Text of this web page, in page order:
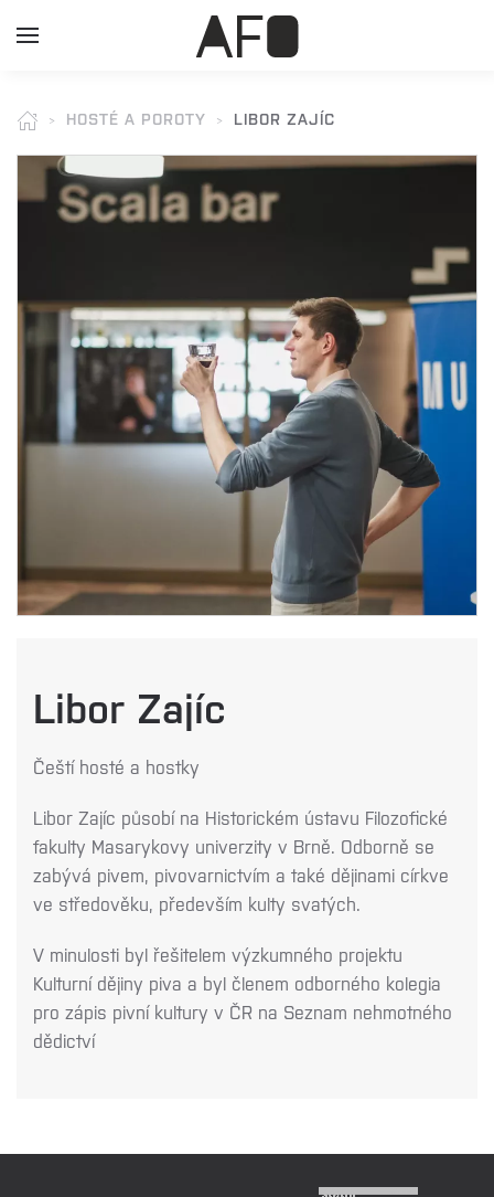
HOSTÉ A POROTY LIBOR ZAJÍC
Libor Zajíc
Čeští hosté a hostky
Libor Zajíc působí na Historickém ústavu Filozofické
fakulty Masarykovy univerzity v Brně. Odborně se
zabývá pivem, pivovarnictvím a také dějinami církve
ve středověku, především kulty svatých.
V minulosti byl řešitelem výzkumného projektu
Kulturní dějiny piva a byl členem odborného kolegia
pro zápis pivní kultury v ČR na Seznam nehmotného
dědictví